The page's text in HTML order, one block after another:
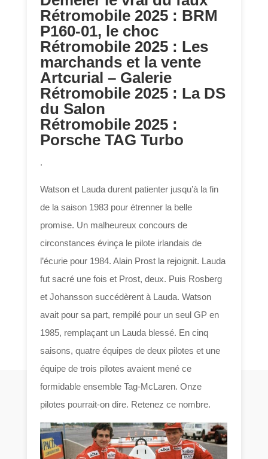
Rétromobile 2025 : BRM
P160-01, le choc
Rétromobile 2025 : Les
marchands et la vente
Artcurial – Galerie
Rétromobile 2025 : La DS
du Salon
Rétromobile 2025 :
Porsche TAG Turbo
.
Watson et Lauda durent patienter jusqu’à la fin
de la saison 1983 pour étrenner la belle
promise. Un malheureux concours de
circonstances évinça le pilote irlandais de
l’écurie pour 1984. Alain Prost la rejoignit. Lauda
fut sacré une fois et Prost, deux. Puis Rosberg
et Johansson succédèrent à Lauda. Watson
avait pour sa part, rempilé pour un seul GP en
1985, remplaçant un Lauda blessé. En cinq
saisons, quatre équipes de deux pilotes et une
équipe de trois pilotes avaient mené ce
formidable ensemble Tag-McLaren. Onze
pilotes pourrait-on dire. Retenez ce nombre.